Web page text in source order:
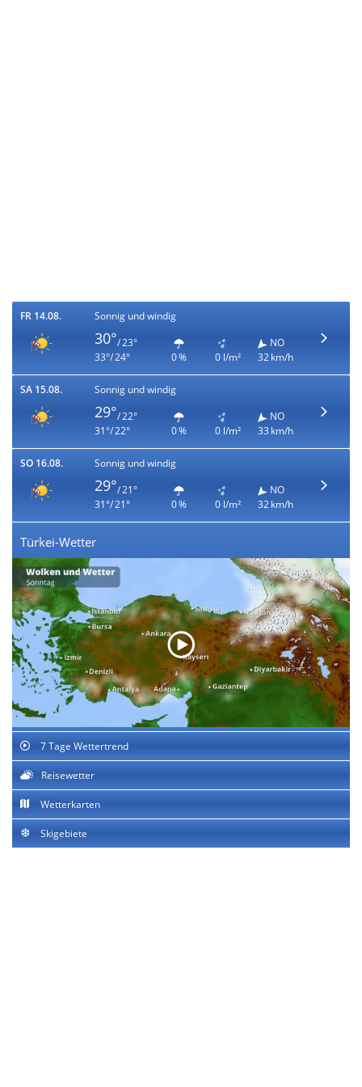
FR 14.08. Sonnig und windig
30°/ 23°
33°/ 24°
0 % 0 l/m²
NO
32 km/h
SA 15.08. Sonnig und windig
29°/ 22°
31°/ 22°
0 % 0 l/m²
NO
33 km/h
SO 16.08. Sonnig und windig
29°/ 21°
31°/ 21°
0 % 0 l/m²
NO
32 km/h
Türkei-Wetter
7 Tage Wettertrend
Reisewetter
Wetterkarten
Skigebiete